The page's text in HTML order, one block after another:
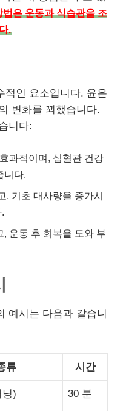
은 운동과 식습관을 조
.
적인 요소입니다. 윤은
변화를 꾀했습니다.
니다:
과적이며, 심혈관 건강
니다.
, 기초 대사량을 증가시
운동 후 회복을 도와 부
예시는 다음과 같습니
류 시간
닝) 30 분